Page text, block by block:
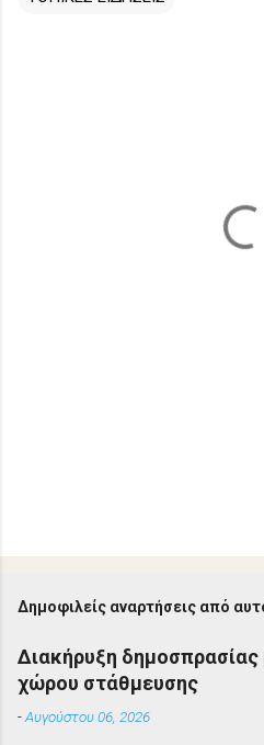
Δημοφιλείς αναρτήσεις από
Διακήρυξη
χώρου στάθμευσης
-Αυγούστου 06, 2026